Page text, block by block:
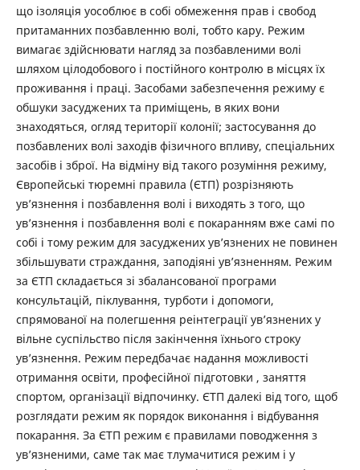
що ізоляція уособлює в собі обмеження прав і свобод
притаманних позбавленню волі, тобто кару. Режим
вимагає здійснювати нагляд за позбавленими волі
шляхом цілодобового і постійного контролю в місцях їх
проживання і праці. Засобами забезпечення режиму є
обшуки засуджених та приміщень, в яких вони
знаходяться, огляд території колонії; застосування до
позбавлених волі заходів фізичного впливу, спеціальних
засобів і зброї. На відміну від такого розуміння режиму,
Європейські тюремні правила (ЄТП) розрізняють
ув’язнення і позбавлення волі і виходять з того, що
ув’язнення і позбавлення волі є покаранням вже самі по
собі і тому режим для засуджених ув’язнених не повинен
збільшувати страждання, заподіяні ув’язненням. Режим
за ЄТП складається зі збалансованої програми
консультацій, піклування, турботи і допомоги,
спрямованої на полегшення реінтеграції ув’язнених у
вільне суспільство після закінчення їхнього строку
ув’язнення. Режим передбачає надання можливості
отримання освіти, професійної підготовки , заняття
спортом, організації відпочинку. ЄТП далекі від того, щоб
розглядати режим як порядок виконання і відбування
покарання. За ЄТП режим є правилами поводження з
ув’язненими, саме так має тлумачитися режим і у